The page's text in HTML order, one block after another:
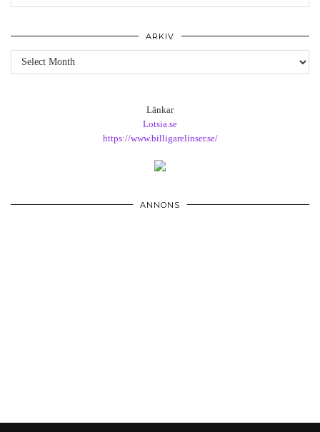
ARKIV
Arkiv
Länkar
Lotsia.se
https://www.billigarelinser.se/
ANNONS